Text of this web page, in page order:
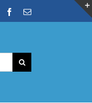
FacebookEmail: